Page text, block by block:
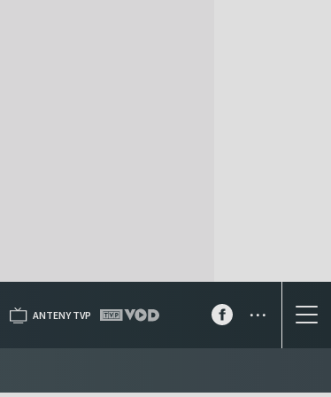
ANTENY TVP ...